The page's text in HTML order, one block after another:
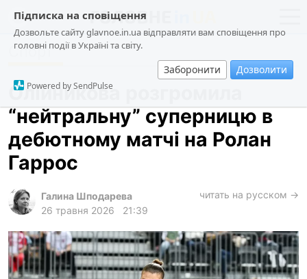
Підписка на сповіщення
Дозвольте сайту glavnoe.in.ua відправляти вам сповіщення про
головні події в Україні та світу.
Заборонити Дозволити
Powered by SendPulse
новини
про проєкт
суспільство
події
кримінал
харків
архів
Спорт
Олійникова розгромила
“нейтральну” суперницю в
дебютному матчі на Ролан
Гаррос
Галина Шподарева
26 травня 2026
21:39
читать на русском →